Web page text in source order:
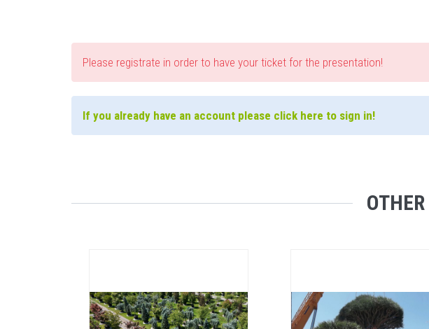
Please registrate in order to have your ticket for the presentation!
If you already have an account please click here to sign in!